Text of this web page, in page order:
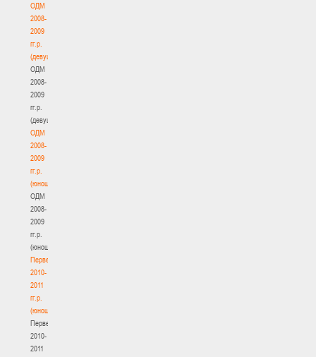
ОДМ
2008-
2009
гг.р.
(девушки)
ОДМ
2008-
2009
гг.р.
(девушки)
ОДМ
2008-
2009
гг.р.
(юноши)
ОДМ
2008-
2009
гг.р.
(юноши)
Первенство
2010-
2011
гг.р.
(юноши)
Первенство
2010-
2011